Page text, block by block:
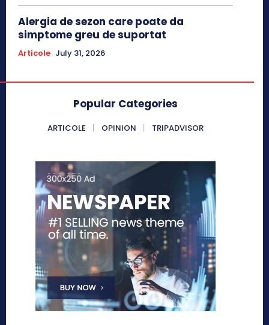
Alergia de sezon care poate da
simptome greu de suportat
Articole July 31, 2026
Popular Categories
ARTICOLE OPINION TRIPADVISOR